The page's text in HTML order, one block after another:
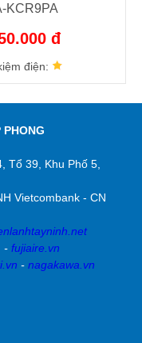
KCR9PA
đ
điện:
Tổ 39, Khu Phố 5,
Vietcombank - CN
- fujiaire.vn
- nagakawa.vn